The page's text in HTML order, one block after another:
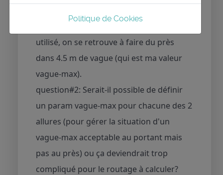
routage, et quelque soit le modèle météo
utilisé, on se retrouve à faire du près
dans 4.5 m de vague (qui est ma valeur
vague-max).
question#2: Serait-il possible de définir
un param vague-max pour chacune des 2
allures (pour gérer la situation d'un
vague-max acceptable au portant mais
pas au près) ou ça deviendrait trop
compliqué pour le routage à calculer?
Politique de Cookies